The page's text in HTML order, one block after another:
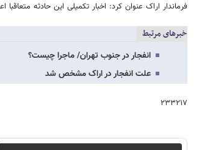
فرماندار اراک عنوان کرد: اخبار تکمیلی این حادثه متعاقبا
خبرهای مرتبط
انفجار در جنوب تهران/ ماجرا چیست؟
علت انفجار در اراک مشخص شد
۲۳۳۲۱۷